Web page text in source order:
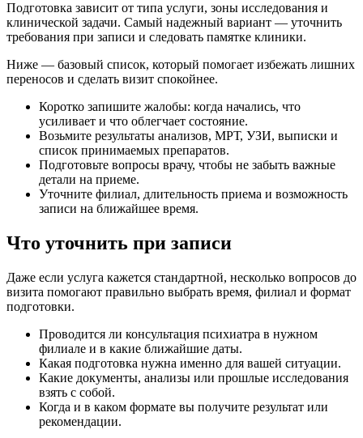
Подготовка зависит от типа услуги, зоны исследования и
клинической задачи. Самый надежный вариант — уточнить
требования при записи и следовать памятке клиники.
Ниже — базовый список, который помогает избежать лишних
переносов и сделать визит спокойнее.
Коротко запишите жалобы: когда начались, что
усиливает и что облегчает состояние.
Возьмите результаты анализов, МРТ, УЗИ, выписки и
список принимаемых препаратов.
Подготовьте вопросы врачу, чтобы не забыть важные
детали на приеме.
Уточните филиал, длительность приема и возможность
записи на ближайшее время.
Что уточнить при записи
Даже если услуга кажется стандартной, несколько вопросов до
визита помогают правильно выбрать время, филиал и формат
подготовки.
Проводится ли консультация психиатра в нужном
филиале и в какие ближайшие даты.
Какая подготовка нужна именно для вашей ситуации.
Какие документы, анализы или прошлые исследования
взять с собой.
Когда и в каком формате вы получите результат или
рекомендации.